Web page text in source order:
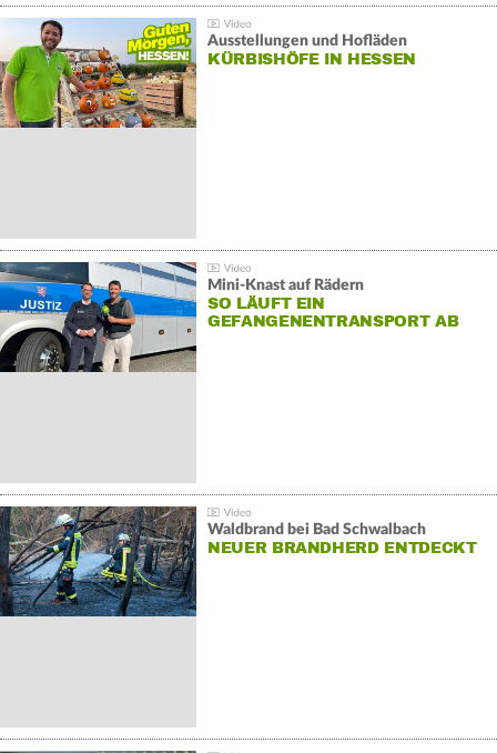
Ausstellungen und Hofläden
KÜRBISHÖFE IN HESSEN
Mini-Knast auf Rädern
SO LÄUFT EIN
GEFANGENENTRANSPORT AB
Waldbrand bei Bad Schwalbach
NEUER BRANDHERD ENTDECKT